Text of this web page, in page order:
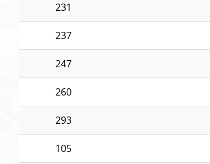
231
237
247
260
293
105